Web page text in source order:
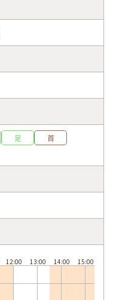
足
首